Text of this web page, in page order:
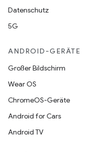
Datenschutz
5G
ANDROID-GERÄTE
Großer Bildschirm
Wear OS
ChromeOS-Geräte
Android for Cars
Android TV